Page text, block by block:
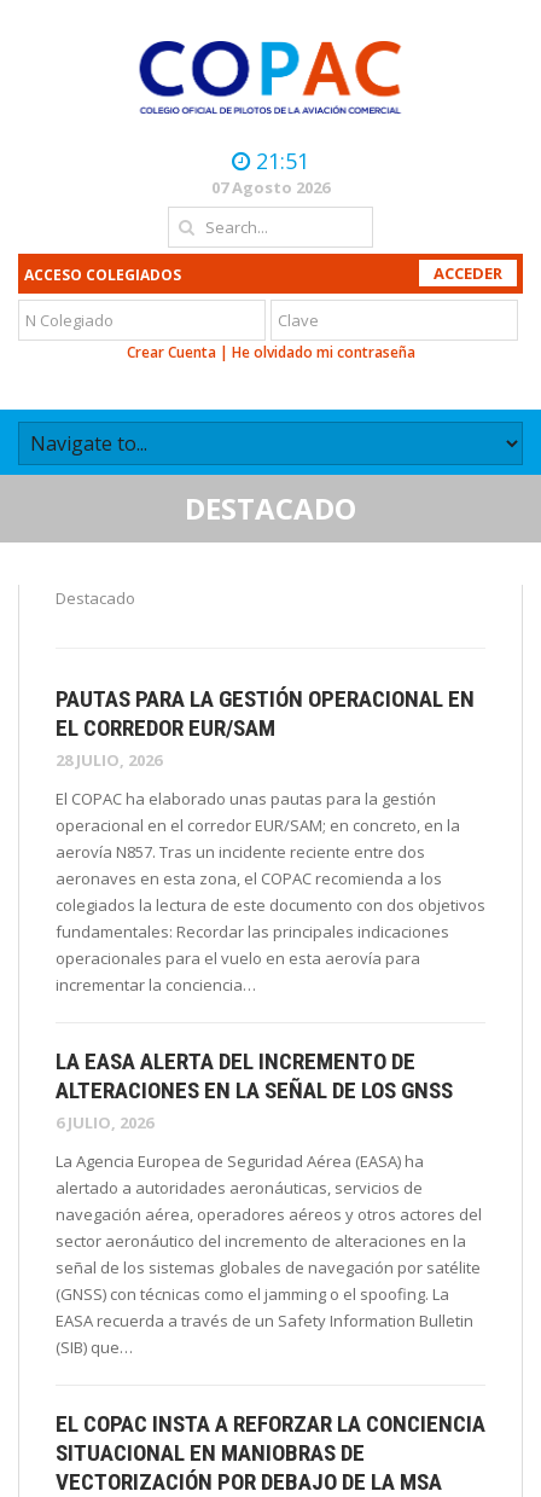
21:51
07 Agosto 2026
ACCESO COLEGIADOS
Crear Cuenta| He olvidado mi contraseña
DESTACADO
Destacado
PAUTAS PARA LA GESTIÓN OPERACIONAL EN
EL CORREDOR EUR/SAM
28 JULIO, 2026
El COPAC ha elaborado unas pautas para la gestión
operacional en el corredor EUR/SAM; en concreto, en la
aerovía N857. Tras un incidente reciente entre dos
aeronaves en esta zona, el COPAC recomienda a los
colegiados la lectura de este documento con dos objetivos
fundamentales: Recordar las principales indicaciones
operacionales para el vuelo en esta aerovía para
incrementar la conciencia…
LA EASA ALERTA DEL INCREMENTO DE
ALTERACIONES EN LA SEÑAL DE LOS GNSS
6 JULIO, 2026
La Agencia Europea de Seguridad Aérea (EASA) ha
alertado a autoridades aeronáuticas, servicios de
navegación aérea, operadores aéreos y otros actores del
sector aeronáutico del incremento de alteraciones en la
señal de los sistemas globales de navegación por satélite
(GNSS) con técnicas como el jamming o el spoofing. La
EASA recuerda a través de un Safety Information Bulletin
(SIB) que…
EL COPAC INSTA A REFORZAR LA CONCIENCIA
SITUACIONAL EN MANIOBRAS DE
VECTORIZACIÓN POR DEBAJO DE LA MSA